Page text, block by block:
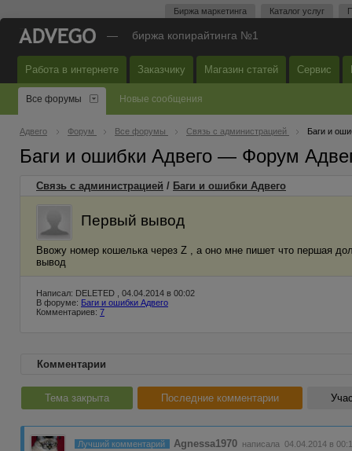
Биржа маркетинга Каталог услуг
— биржа копирайтинга №1
Работа в интернете Заказчику Магазин статей Сервис
Все форумы Новые сообщения
Адвего Форум Все форумы Связь с администрацией Баги и
Баги и ошибки Адвего — Форум
Связь с администрацией / Баги и ошибки Адвего
Первый вывод
Ввожу номер кошелька через Z , а оно мне пишет что першая
вывод
Написал: DELETED , 04.04.2014 в 00:02
В форуме: Баги и ошибки Адвего
Комментариев: 7
Комментарии
Тема закрыта Последние комментарии
Лучший комментарий Agnessa1970 написала 04.04.2014 в